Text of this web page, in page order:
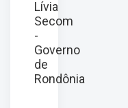
Lívia
Secom
-
Governo
de
Rondônia